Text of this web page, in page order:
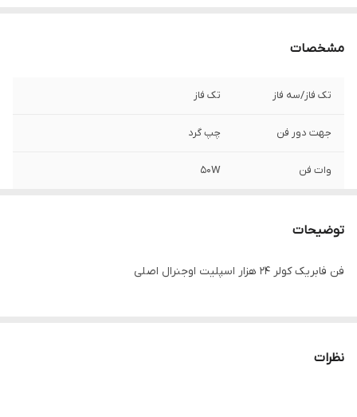
مشخصات
تک فاز/سه فاز تک فاز
جهت دور فن چپ گرد
وات فن 50W
توضیحات
فن فابریک کولر ۲۴ هزار اسپلیت اوجنرال اصلی
نظرات